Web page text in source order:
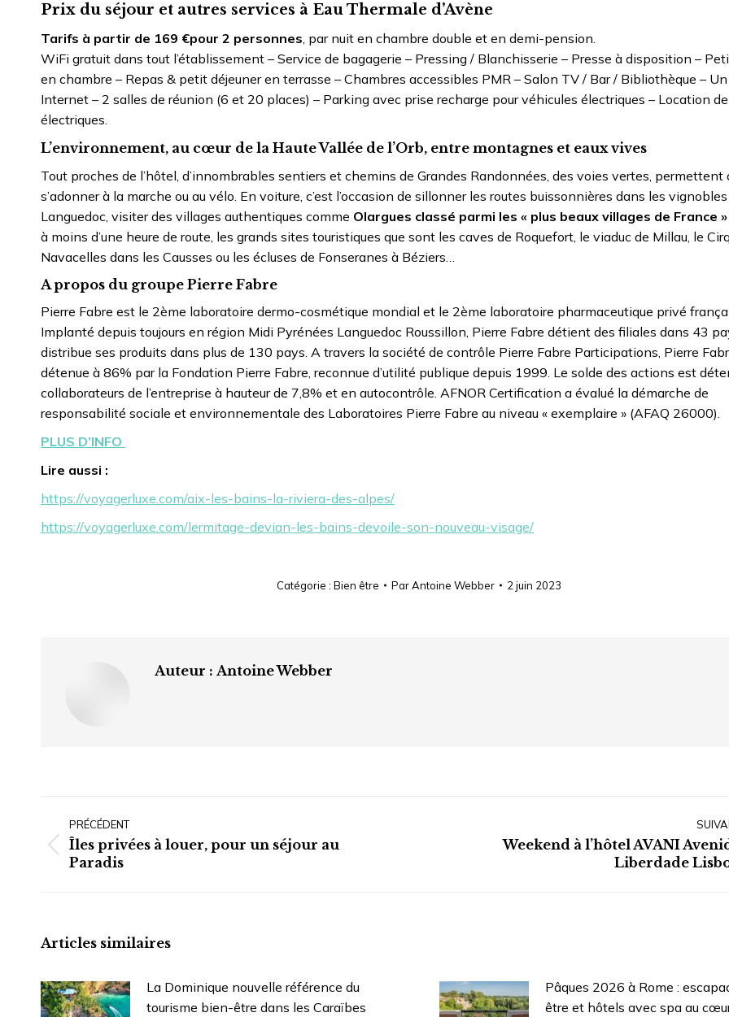
Prix du séjour et autres services à Eau Thermale d’Avène
Tarifs à partir de 169 €pour 2 personnes, par nuit en chambre double et en demi-pension.
WiFi gratuit dans tout l’établissement – Service de bagagerie – Pressing / Blanchisserie – Presse à disposition –
en chambre – Repas & petit déjeuner en terrasse – Chambres accessibles PMR – Salon TV / Bar / Bibliothèque –
Internet – 2 salles de réunion (6 et 20 places) – Parking avec prise recharge pour véhicules électriques – Location
électriques.
L’environnement, au cœur de la Haute Vallée de l’Orb, entre montagnes et eaux vives
Tout proches de l’hôtel, d’innombrables sentiers et chemins de Grandes Randonnées, des voies vertes, permettent
s’adonner à la marche ou au vélo. En voiture, c’est l’occasion de sillonner les routes buissonnières dans les
Languedoc, visiter des villages authentiques comme Olargues classé parmi les « plus beaux villages de France »
à moins d’une heure de route, les grands sites touristiques que sont les caves de Roquefort, le viaduc de Millau, le
Navacelles dans les Causses ou les écluses de Fonseranes à Béziers…
A propos du groupe Pierre Fabre
Pierre Fabre est le 2ème laboratoire dermo-cosmétique mondial et le 2ème laboratoire pharmaceutique privé
Implanté depuis toujours en région Midi Pyrénées Languedoc Roussillon, Pierre Fabre détient des filiales dans 43
distribue ses produits dans plus de 130 pays. A travers la société de contrôle Pierre Fabre Participations, Pierre
détenue à 86% par la Fondation Pierre Fabre, reconnue d’utilité publique depuis 1999. Le solde des actions est
collaborateurs de l’entreprise à hauteur de 7,8% et en autocontrôle. AFNOR Certification a évalué la démarche de
responsabilité sociale et environnementale des Laboratoires Pierre Fabre au niveau « exemplaire » (AFAQ 26000).
PLUS D’INFO
Lire aussi :
https://voyagerluxe.com/aix-les-bains-la-riviera-des-alpes/
https://voyagerluxe.com/lermitage-devian-les-bains-devoile-son-nouveau-visage/
Catégorie : Bien être ParAntoine Webber 2 juin 2023
Auteur : Antoine Webber
articlePRÉCÉDENT
Article
Îles privées à louer, pour un séjour au
Paradis
Weekend à l’hôtel AVANI
Liberdade
Articles similaires
La Dominique nouvelle référence du
tourisme bien-être dans les Caraïbes
Pâques 2026 à Rome :
être et hôtels avec spa au